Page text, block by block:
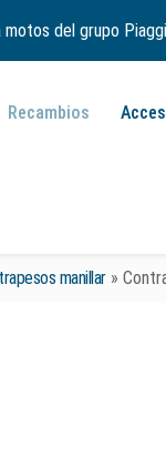
motos del grupo
Recambios
manillar»